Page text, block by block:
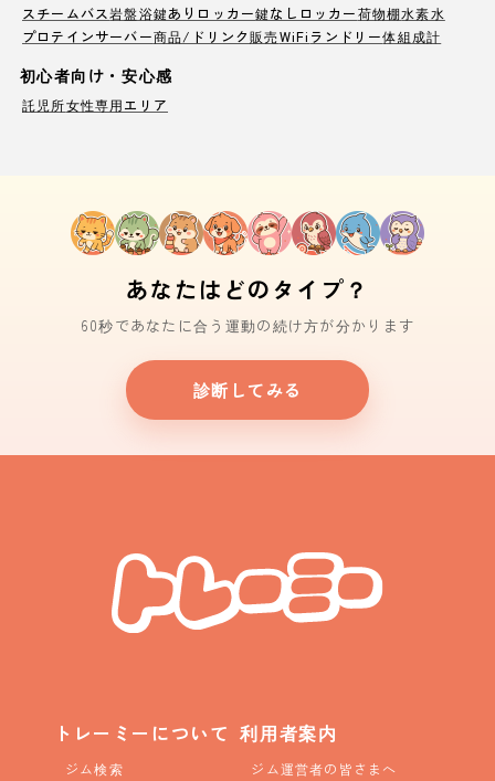
スチームバス岩盤浴鍵ありロッカー鍵なしロッカー荷物棚水素水
プロテインサーバー商品/ドリンク販売WiFi ランドリー体組成計
初心者向け・安心感
託児所女性専用エリア
あなたはどのタイプ？
60秒であなたに合う運動の続け方が分かります
診断してみる
トレーミーについて
ジム検索
利用者案内
ジム運営者の皆さまへ